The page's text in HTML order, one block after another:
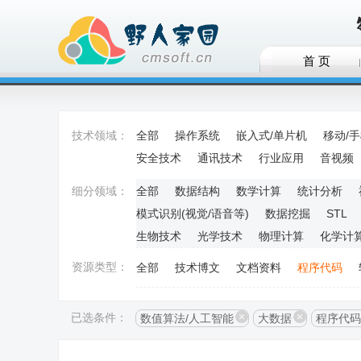
首 页
技术领域： 全部 操作系统 嵌入式/单片机 移动/
安全技术
通讯技术 行业应用 音视频
细分领域： 全部 数据结构 数学计算 统计分析
模式识别(视觉/语音等)
数据挖掘 STL
生物技术
光学技术 物理计算 化学计
资源类型： 全部 技术博文 文档资料 程序代码
已选条件： 数值算法/人工智能 大数据 程序代码